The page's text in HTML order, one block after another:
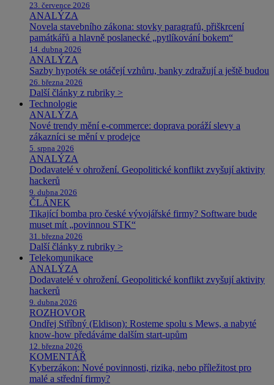
23. července 2026
ANALÝZA
Novela stavebního zákona: stovky paragrafů, přiškrcení
památkářů a hlavně poslanecké „pytlíkování bokem“
14. dubna 2026
ANALÝZA
Sazby hypoték se otáčejí vzhůru, banky zdražují a ještě budou
26. března 2026
Další články z rubriky >
Technologie
ANALÝZA
Nové trendy mění e-commerce: doprava poráží slevy a
zákazníci se mění v prodejce
5. srpna 2026
ANALÝZA
Dodavatelé v ohrožení. Geopolitické konflikt zvyšují aktivity
hackerů
9. dubna 2026
ČLÁNEK
Tikající bomba pro české vývojářské firmy? Software bude
muset mít „povinnou STK“
31. března 2026
Další články z rubriky >
Telekomunikace
ANALÝZA
Dodavatelé v ohrožení. Geopolitické konflikt zvyšují aktivity
hackerů
9. dubna 2026
ROZHOVOR
Ondřej Stříbný (Eldison): Rosteme spolu s Mews, a nabyté
know-how předáváme dalším start-upům
12. března 2026
KOMENTÁŘ
Kyberzákon: Nové povinnosti, rizika, nebo příležitost pro
malé a střední firmy?